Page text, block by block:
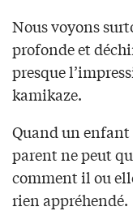
Nous voyons
profonde et
presque
kamikaze.
Quand un
parent ne peut
comment il ou
rien appréhendé.